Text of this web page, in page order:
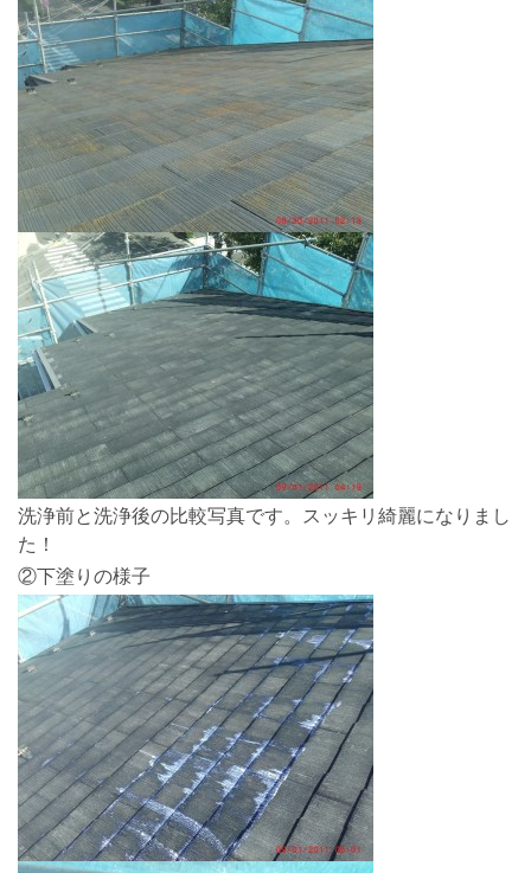
洗浄前と洗浄後の比較写真です。スッキリ綺麗になりまし
た！
②下塗りの様子